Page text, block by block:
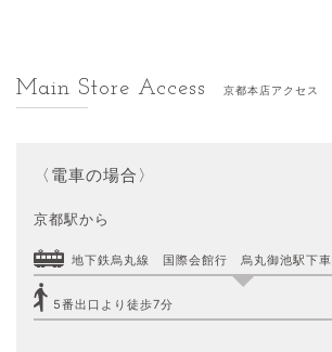
Main Store Access 京都本店アクセス
〈電車の場合〉
京都駅から
地下鉄烏丸線 国際会館行 烏丸御池駅下車
5番出口より徒歩7分